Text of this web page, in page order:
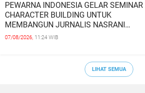
PEWARNA INDONESIA GELAR SEMINAR
CHARACTER BUILDING UNTUK
MEMBANGUN JURNALIS NASRANI
BERINTEGRITAS DAN BERDAMPAK*
07/08/2026, 11:24 WIB
LIHAT SEMUA